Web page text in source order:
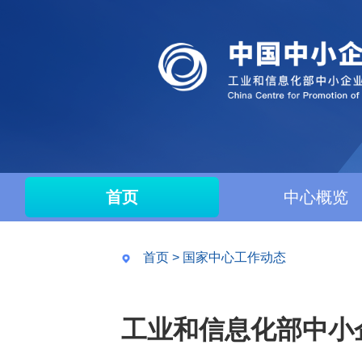
首页 中心概览
首页 > 国家中心工作动态
工业和信息化部中